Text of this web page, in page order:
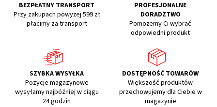
BEZPŁATNY TRANSPORT
Przy zakupach powyżej 599 zł
płacimy za transport
PROFESJONALNE
DORADZTWO
Pomożemy Ci wybrać
odpowiedni produkt
SZYBKA WYSYŁKA
Pozycje magazynowe
wysyłamy najpóźniej w ciągu
24 godzin
DOSTĘPNOŚĆ TOWARÓW
Większość produktów
przechowujemy dla Ciebie w
magazynie